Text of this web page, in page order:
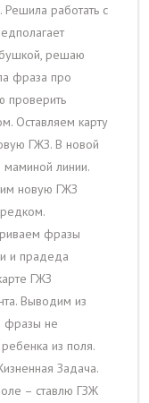
работать с
решаю
фраза про
проверить
Оставляем карту
ГЖЗ. В новой
линии.
новую ГЖЗ
фразы
и прадеда
ГЖЗ
Выводим из
фразы не
из поля.
Задача.
– ставлю ГЗЖ